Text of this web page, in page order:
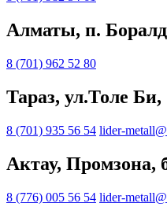
Алматы, п.
8 (701) 962 52 80
Тараз, ул.Толе Би,
8 (701) 935 56 54 lider-
Актау, Промзона,
8 (776) 005 56 54 lider-